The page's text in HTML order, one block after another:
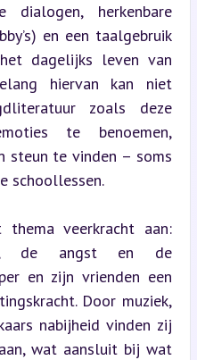
herkenbare
en een taalgebruik
dagelijks leven van
hiervan kan niet
zoals deze
te benoemen,
steun te vinden – soms
schoollessen.
veerkracht aan:
de angst en de
en zijn vrienden een
Door muziek,
nabijheid vinden zij
wat aansluit bij wat